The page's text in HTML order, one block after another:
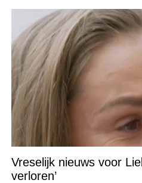
Vreselijk nieuws voor
verloren’